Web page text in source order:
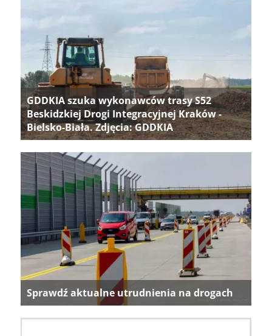
GDDKIA szuka wykonawców trasy S52
Beskidzkiej Drogi Integracyjnej Kraków -
Bielsko-Biała. Zdjęcia: GDDKIA
Sprawdź aktualne utrudnienia na drogach